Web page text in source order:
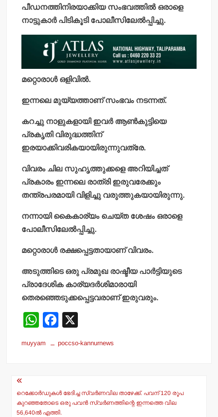
പീഡനത്തിനിരയാക്കിയ സംഭവത്തിൽ ഒരാളെ
നാട്ടുകാർ പിടികൂടി പോലീസിലേൽപ്പിച്ചു.
മറ്റൊരാൾ ഒളിവിൽ.
ഇന്നലെ മുയ്യത്താണ് സംഭവം നടന്നത്.
കറച്ചു നാളുകളായി ഇവർ ആൺകുട്ടിയെ
പ്രകൃതി വിരുദ്ധത്തിന്
ഇരയാക്കിവരികയായിരുന്നുവത്രേ.
വിവരം ചില സുഹൃത്തുക്കളെ അറിയിച്ചത്
പ്രകാരം ഇന്നലെ രാത്രി ഇരുവരേക്കും
തന്ത്രപരമായി വിളിച്ചു വരുത്തുകയായിരുന്നു.
നന്നായി കൈകാര്യം ചെയ്ത ശേഷം ഒരാളെ
പോലീസിലേൽപ്പിച്ചു.
മറ്റൊരാൾ രക്ഷപ്പെട്ടതായാണ് വിവരം.
അടുത്തിടെ ഒരു പ്രമുഖ രാഷ്ടീയ പാർട്ടിയുടെ
പ്രാദേശിക കാര്യദർശിമാരായി
തെരഞ്ഞെടുക്കപ്പെട്ടവരാണ് ഇരുവരും.
W
at
p
p
F
c
o
o
muyyam poccso-kannurnews
Post
navigation
റെക്കോര്‍ഡുകള്‍ ഭേദിച്ച സ്വര്‍ണവില താഴേക്ക്. പവന് 120 രൂപ
കുറഞ്ഞതോടെ ഒരു പവന്‍ സ്വര്‍ണത്തിന്റെ ഇന്നത്തെ വില
56,640ല്‍ എത്തി.